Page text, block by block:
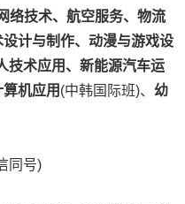
络技术、航空服务、物流
设计与制作、动漫与游戏设
技术应用、新能源汽车运
算机应用 (中韩国际班)、 幼
同号)